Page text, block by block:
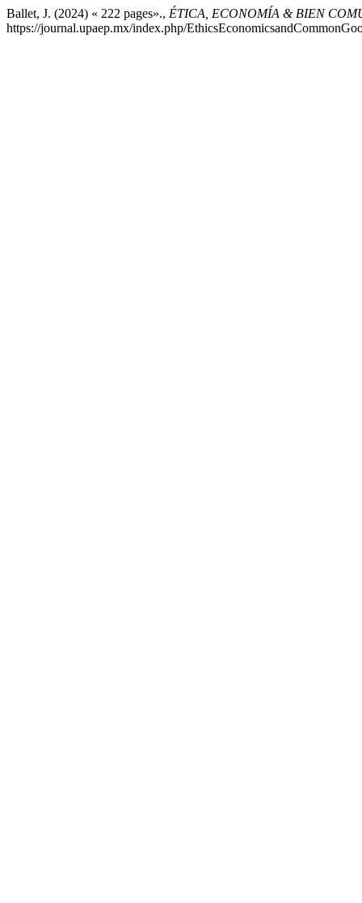
Ballet, J. (2024) « 222 pages»., ÉTICA, ECONOMÍA & BIEN
https://journal.upaep.mx/index.php/